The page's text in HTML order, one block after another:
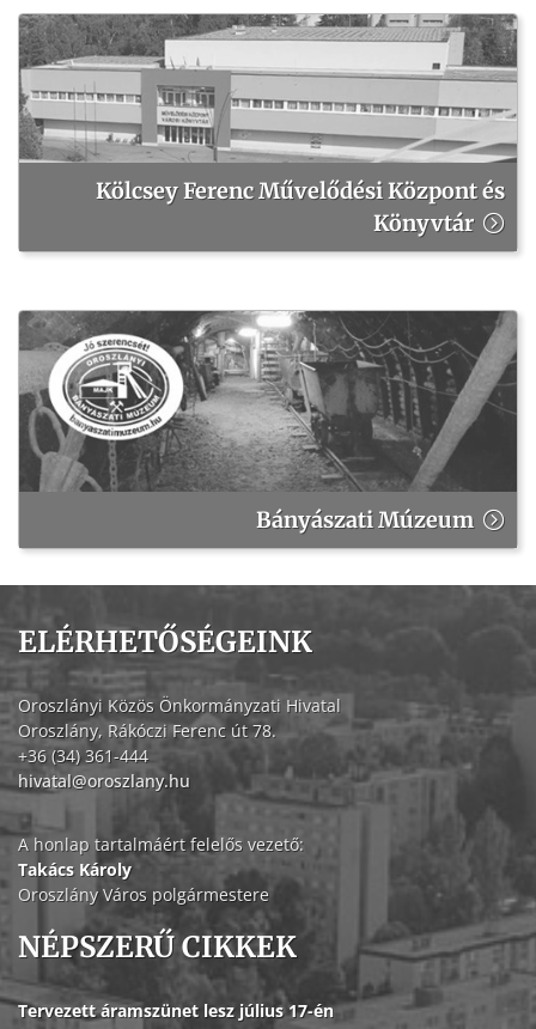
Kölcsey Ferenc Művelődési Központ és
Könyvtár
Bányászati Múzeum
ELÉRHETŐSÉGEINK
Oroszlányi Közös Önkormányzati Hivatal
Oroszlány, Rákóczi Ferenc út 78.
+36 (34) 361-444
hivatal@oroszlany.hu
A honlap tartalmáért felelős vezető:
Takács Károly
Oroszlány Város polgármestere
NÉPSZERŰ CIKKEK
Tervezett áramszünet lesz július 17-én